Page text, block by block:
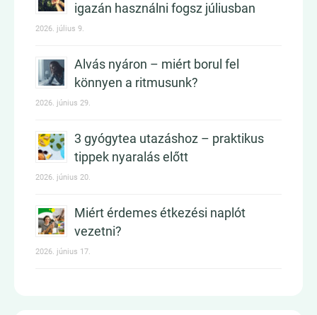
igazán használni fogsz júliusban
2026. július 9.
Alvás nyáron – miért borul fel
könnyen a ritmusunk?
2026. június 29.
3 gyógytea utazáshoz – praktikus
tippek nyaralás előtt
2026. június 20.
Miért érdemes étkezési naplót
vezetni?
2026. június 17.